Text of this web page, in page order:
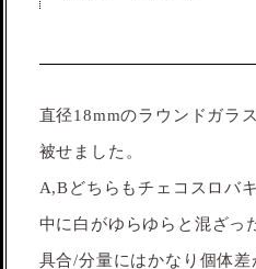
直径18mmのラウンドガラ
被せました。
A,Bどちらもチェコスロバ
中に白がゆらゆらと混ざっ
具合/分量にはかなり個体